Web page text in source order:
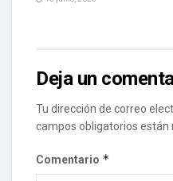
Deja un
Tu dirección de correo
campos obligatorios están
Comentario *